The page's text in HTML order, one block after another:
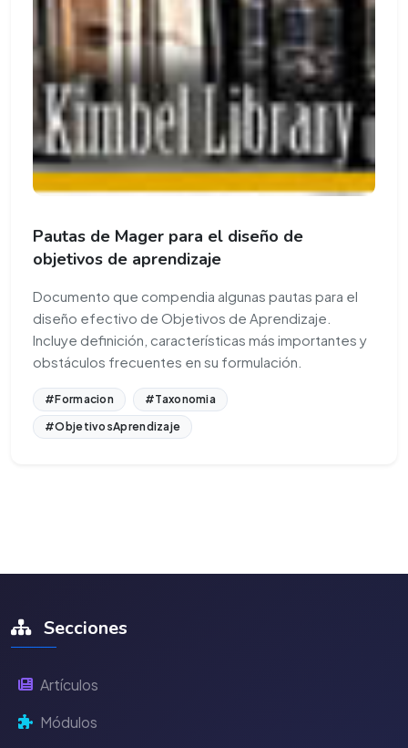
Pautas de Mager para el diseño de
objetivos de aprendizaje
Documento que compendia algunas pautas para el
diseño efectivo de Objetivos de Aprendizaje.
Incluye definición, características más importantes y
obstáculos frecuentes en su formulación.
#Formacion
#Taxonomia
#ObjetivosAprendizaje
Secciones
Artículos
Módulos